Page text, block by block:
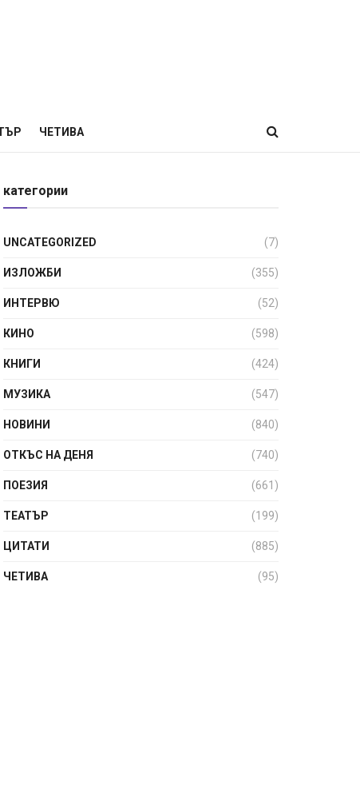
ЧЕТИВА
категории
UNCATEGORIZED (7)
ИЗЛОЖБИ (355)
ИНТЕРВЮ (52)
КИНО (598)
КНИГИ (424)
МУЗИКА (547)
НОВИНИ (840)
ОТКЪС НА ДЕНЯ (740)
ПОЕЗИЯ (661)
ТЕАТЪР (199)
ЦИТАТИ (885)
ЧЕТИВА (95)